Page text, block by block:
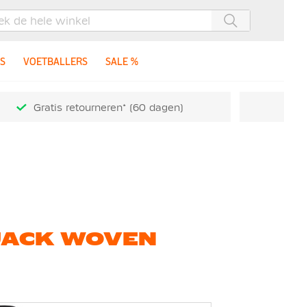
VOETBALLERS SALE %
Gratis retourneren* (60 dagen)
WOVEN